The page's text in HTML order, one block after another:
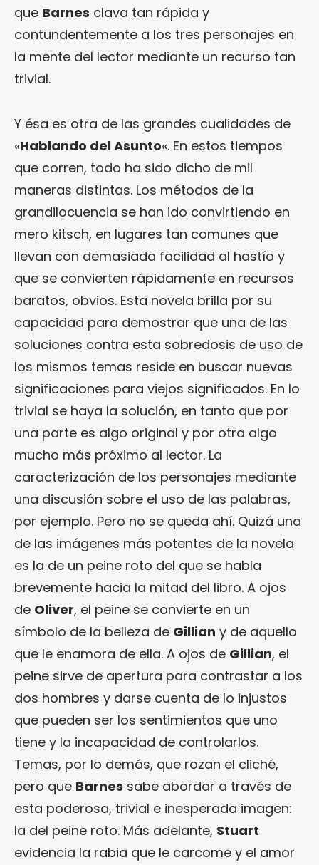
que Barnes clava tan rápida y
contundentemente a los tres personajes en
la mente del lector mediante un recurso tan
trivial.
Y ésa es otra de las grandes cualidades de
«Hablando del Asunto«. En estos tiempos
que corren, todo ha sido dicho de mil
maneras distintas. Los métodos de la
grandilocuencia se han ido convirtiendo en
mero kitsch, en lugares tan comunes que
llevan con demasiada facilidad al hastío y
que se convierten rápidamente en recursos
baratos, obvios. Esta novela brilla por su
capacidad para demostrar que una de las
soluciones contra esta sobredosis de uso de
los mismos temas reside en buscar nuevas
significaciones para viejos significados. En lo
trivial se haya la solución, en tanto que por
una parte es algo original y por otra algo
mucho más próximo al lector. La
caracterización de los personajes mediante
una discusión sobre el uso de las palabras,
por ejemplo. Pero no se queda ahí. Quizá una
de las imágenes más potentes de la novela
es la de un peine roto del que se habla
brevemente hacia la mitad del libro. A ojos
de Oliver, el peine se convierte en un
símbolo de la belleza de Gillian y de aquello
que le enamora de ella. A ojos de Gillian, el
peine sirve de apertura para contrastar a los
dos hombres y darse cuenta de lo injustos
que pueden ser los sentimientos que uno
tiene y la incapacidad de controlarlos.
Temas, por lo demás, que rozan el cliché,
pero que Barnes sabe abordar a través de
esta poderosa, trivial e inesperada imagen:
la del peine roto. Más adelante, Stuart
evidencia la rabia que le carcome y el amor